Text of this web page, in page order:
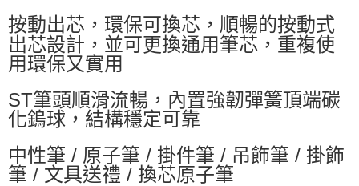
宅配
每筆NT$80，滿NT$799(含以上)免運費
按動出芯，環保可換芯，順暢的按動式
出芯設計，並可更換通用筆芯，重複使
用環保又實用
ST筆頭順滑流暢，內置強韌彈簧頂端碳
化鎢球，結構穩定可靠
中性筆 / 原子筆 / 掛件筆 / 吊飾筆 / 掛飾
筆 / 文具送禮 / 換芯原子筆